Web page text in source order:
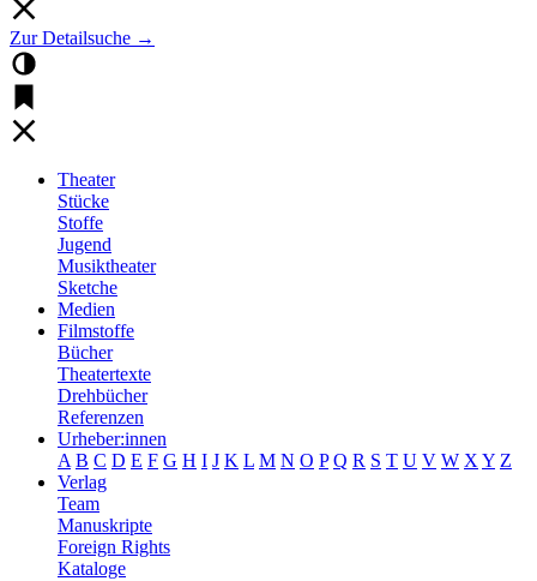
Zur Detailsuche →
Theater
Stücke
Stoffe
Jugend
Musiktheater
Sketche
Medien
Filmstoffe
Bücher
Theatertexte
Drehbücher
Referenzen
Urheber:innen
A B C D E F G H I J K L M N O P Q R S T U V W X Y Z
Verlag
Team
Manuskripte
Foreign Rights
Kataloge